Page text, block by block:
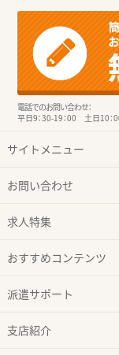
電話でのお問い合わせ：
平日9：30-19：00 土日10：
サイトメニュー
お問い合わせ
求人特集
おすすめコンテンツ
派遣サポート
支店紹介